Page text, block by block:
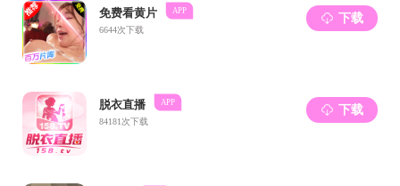
学生第一党支部（勤学党支部）